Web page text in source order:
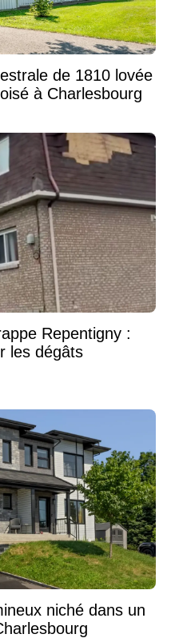
de 1810 lovée
à Charlesbourg
Repentigny :
les dégâts
niché dans un